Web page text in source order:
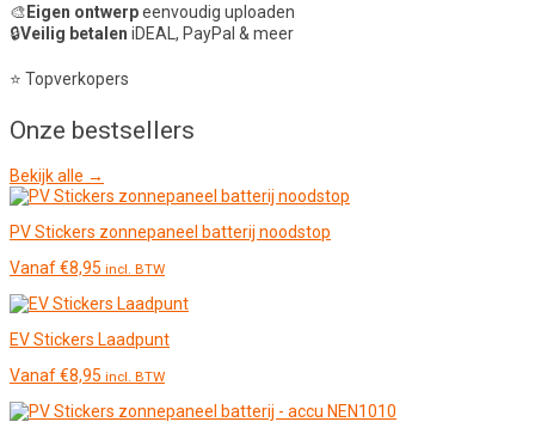
🎨 Eigen ontwerpeenvoudig uploaden
🔒Veilig betalen iDEAL, PayPal & meer
⭐ Topverkopers
Onze bestsellers
Bekijk alle →
PV Stickers zonnepaneel batterij noodstop
Vanaf€8,95 incl. BTW
EV Stickers Laadpunt
Vanaf€8,95 incl. BTW